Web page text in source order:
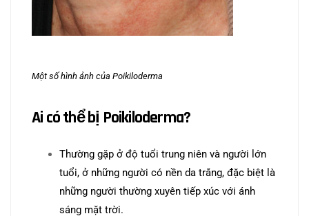
Một số hình ảnh của Poikiloderma
Ai có thể bị Poikiloderma?
Thường gặp ở độ tuổi trung niên và người lớn
tuổi, ở những người có nền da trắng, đặc biệt là
những người thường xuyên tiếp xúc với ánh
sáng mặt trời.